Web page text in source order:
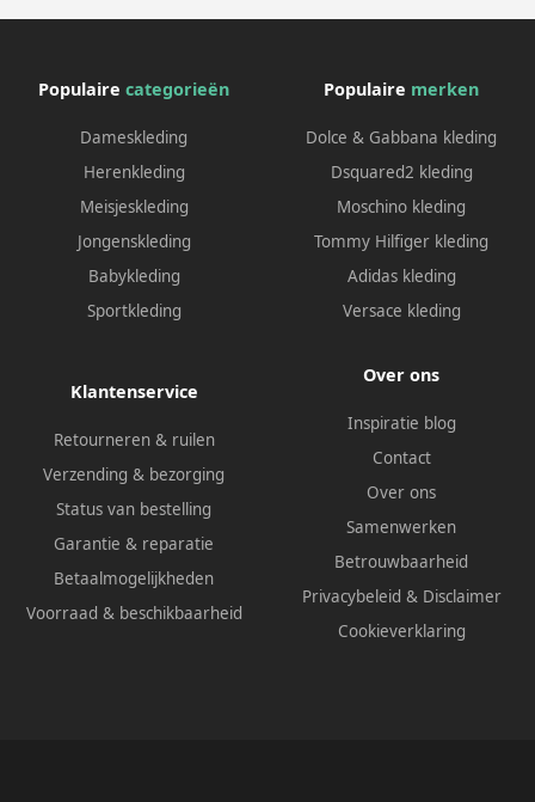
Populaire categorieën
Dameskleding
Herenkleding
Meisjeskleding
Jongenskleding
Babykleding
Sportkleding
Populaire merken
Dolce & Gabbana kleding
Dsquared2 kleding
Moschino kleding
Tommy Hilfiger kleding
Adidas kleding
Versace kleding
Klantenservice
Retourneren & ruilen
Verzending & bezorging
Status van bestelling
Garantie & reparatie
Betaalmogelijkheden
Voorraad & beschikbaarheid
Over ons
Inspiratie blog
Contact
Over ons
Samenwerken
Betrouwbaarheid
Privacybeleid & Disclaimer
Cookieverklaring